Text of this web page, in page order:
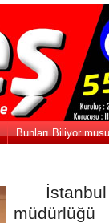
Bunları Biliyor